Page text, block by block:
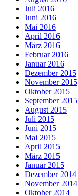
Juli 2016
Juni 2016
Mai 2016
April 2016
März 2016
Februar 2016
Januar 2016
Dezember 2015
November 2015
Oktober 2015
September 2015
August 2015
Juli 2015
Juni 2015
Mai 2015
April 2015
März 2015
Januar 2015
Dezember 2014
November 2014
Oktober 2014